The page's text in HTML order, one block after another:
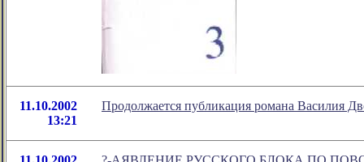
11.10.2002
13:21
Продолжается публикация романа Василия